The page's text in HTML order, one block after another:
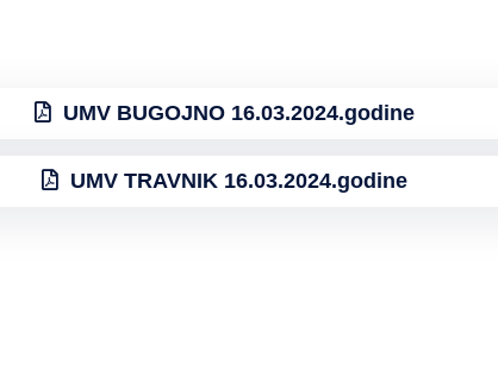
UMV BUGOJNO 16.03.2024.godine
UMV TRAVNIK 16.03.2024.godine